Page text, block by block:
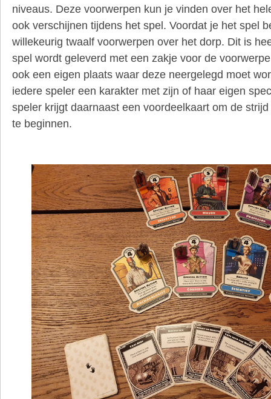
niveaus. Deze voorwerpen kun je vinden over het
ook verschijnen tijdens het spel. Voordat je het spel
willekeurig twaalf voorwerpen over het dorp. Dit is
spel wordt geleverd met een zakje voor de
ook een eigen plaats waar deze neergelegd moet
iedere speler een karakter met zijn of haar eigen
speler krijgt daarnaast een voordeelkaart om de
te beginnen.